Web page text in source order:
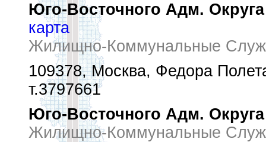
Юго-Восточного Адм.
карта
Жилищно-Коммунальные
109378, Москва, Федора
т.3797661
Юго-Восточного Адм.
Жилищно-Коммунальные